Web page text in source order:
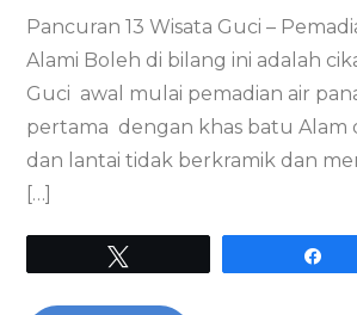
Pancuran 13 Wisata Guci –
Alami Boleh di bilang ini adalah
Guci awal mulai pemadian air
pertama dengan khas batu Alam
dan lantai tidak berkramik dan
[…]